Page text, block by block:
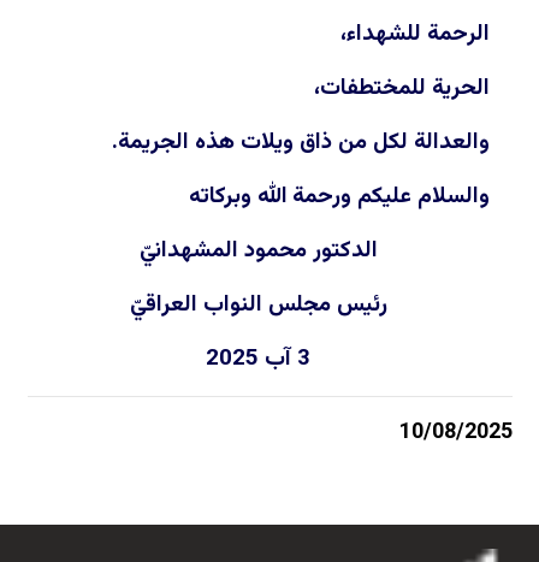
الرحمة للشهداء،
الحرية للمختطفات،
والعدالة لكل من ذاق ويلات هذه الجريمة.
والسلام عليكم ورحمة الله وبركاته
الدكتور محمود المشهدانيّ
رئيس مجلس النواب العراقيّ
3 آب 2025
10/08/2025